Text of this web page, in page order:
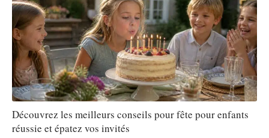
Découvrez les meilleurs conseils pour fête pour enfants
réussie et épatez vos invités